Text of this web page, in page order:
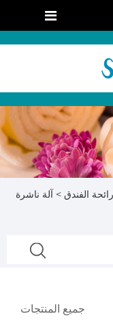
الفندق > آلة ناشرة
جميع المنتجات